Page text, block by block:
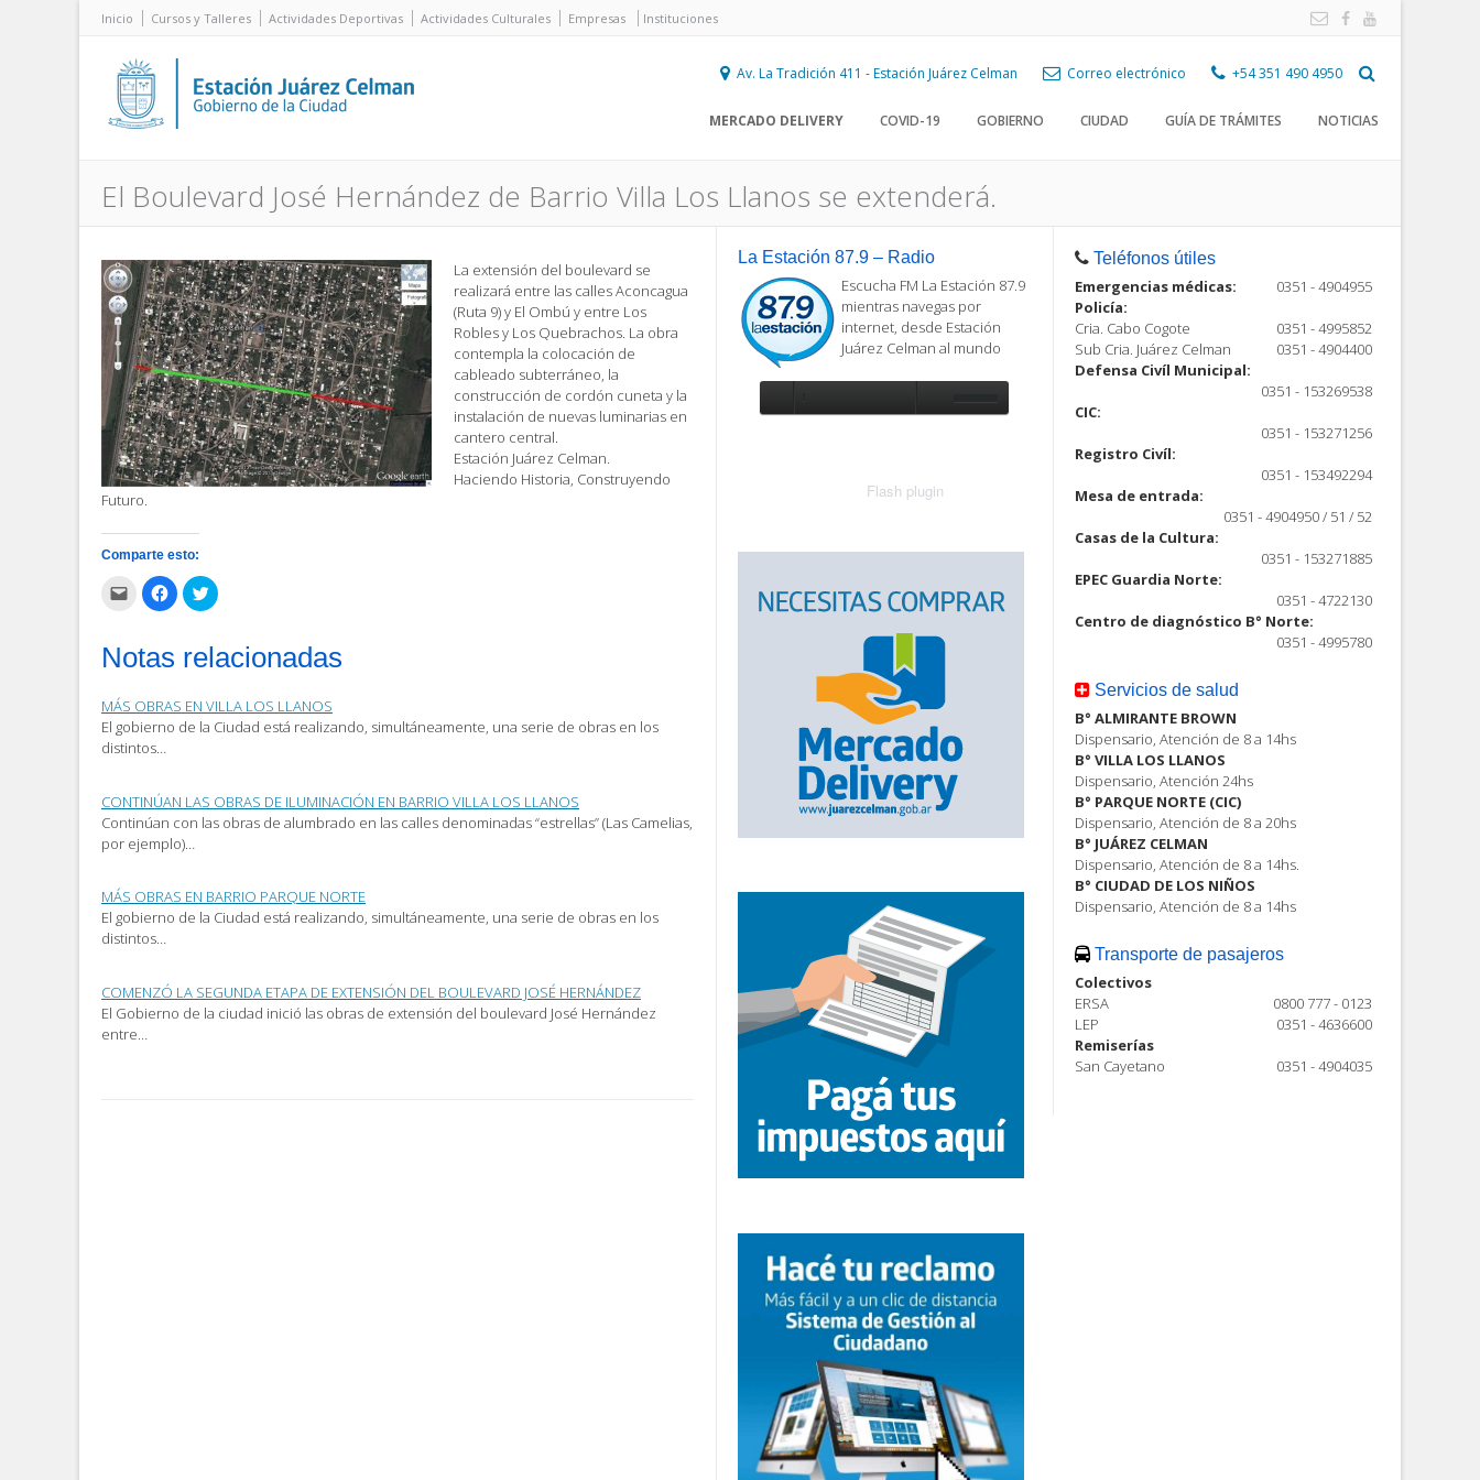
Inicio Cursos y Talleres Actividades Deportivas Actividades Culturales Empresas Instituciones
Av. La Tradición 411 - Estación Juárez Celman Correo electrónico +54 351 490 4950
MERCADO DELIVERY COVID-19 GOBIERNO CIUDAD GUÍA DE TRÁMITES NOTICIAS
El Boulevard José Hernández de Barrio Villa Los Llanos se extenderá.
La extensión del boulevard se
realizará entre las calles Aconcagua
(Ruta 9) y El Ombú y entre Los
Robles y Los Quebrachos. La obra
contempla la colocación de
cableado subterráneo, la
construcción de cordón cuneta y la
instalación de nuevas luminarias en
cantero central.
Estación Juárez Celman.
Haciendo Historia, Construyendo
Futuro.
Comparte esto:
Haz
clic
para
correo
electrónico
amigo
(Se
abre
en
Haz
clic
para
Facebook
(Se
una
ventana
nueva)
Haz
clic
en
Twitter
(Se
una
ventana
nueva)
Notas relacionadas
MÁS OBRAS EN VILLA LOS LLANOS
El gobierno de la Ciudad está realizando, simultáneamente, una serie de obras en los
distintos…
CONTINÚAN LAS OBRAS DE ILUMINACIÓN EN BARRIO VILLA LOS LLANOS
Continúan con las obras de alumbrado en las calles denominadas “estrellas” (Las Camelias,
por ejemplo)…
MÁS OBRAS EN BARRIO PARQUE NORTE
El gobierno de la Ciudad está realizando, simultáneamente, una serie de obras en los
distintos…
COMENZÓ LA SEGUNDA ETAPA DE EXTENSIÓN DEL BOULEVARD JOSÉ HERNÁNDEZ
El Gobierno de la ciudad inició las obras de extensión del boulevard José Hernández
entre…
La Estación 87.9 – Radio
Escucha FM La Estación 87.9
mientras navegas por
internet, desde Estación
Juárez Celman al mundo
Flash plugin
Teléfonos útiles
Emergencias médicas:
0351 - 4904955
Policía:
Cria. Cabo Cogote
0351 - 4995852
Sub Cria. Juárez Celman
0351 - 4904400
Defensa Civíl Municipal:
0351 - 153269538
CIC:
0351 - 153271256
Registro Civíl:
0351 - 153492294
Mesa de entrada:
0351 - 4904950 / 51 / 52
Casas de la Cultura:
0351 - 153271885
EPEC Guardia Norte:
0351 - 4722130
Centro de diagnóstico B° Norte:
0351 - 4995780
Servicios de salud
B° ALMIRANTE BROWN
Dispensario, Atención de 8 a 14hs
B° VILLA LOS LLANOS
Dispensario, Atención 24hs
B° PARQUE NORTE (CIC)
Dispensario, Atención de 8 a 20hs
B° JUÁREZ CELMAN
Dispensario, Atención de 8 a 14hs.
B° CIUDAD DE LOS NIÑOS
Dispensario, Atención de 8 a 14hs
Transporte de pasajeros
Colectivos
ERSA
0800 777 - 0123
LEP
0351 - 4636600
Remiserías
San Cayetano
0351 - 4904035